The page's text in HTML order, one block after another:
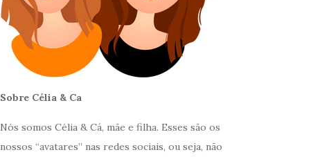
Sobre Célia & Ca
Nós somos Célia & Cá, mãe e filha. Esses são os
nossos “avatares” nas redes sociais, ou seja, não